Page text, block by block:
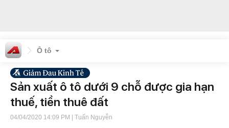
Ô tô
Sản xuất ô tô dưới 9 chỗ được gia hạn
thuế, tiền thuê đất
04/04/2020 14:09 PM | Tuấn Nguyễn